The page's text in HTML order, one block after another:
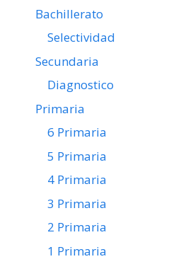
Bachillerato
Selectividad
Secundaria
Diagnostico
Primaria
6 Primaria
5 Primaria
4 Primaria
3 Primaria
2 Primaria
1 Primaria